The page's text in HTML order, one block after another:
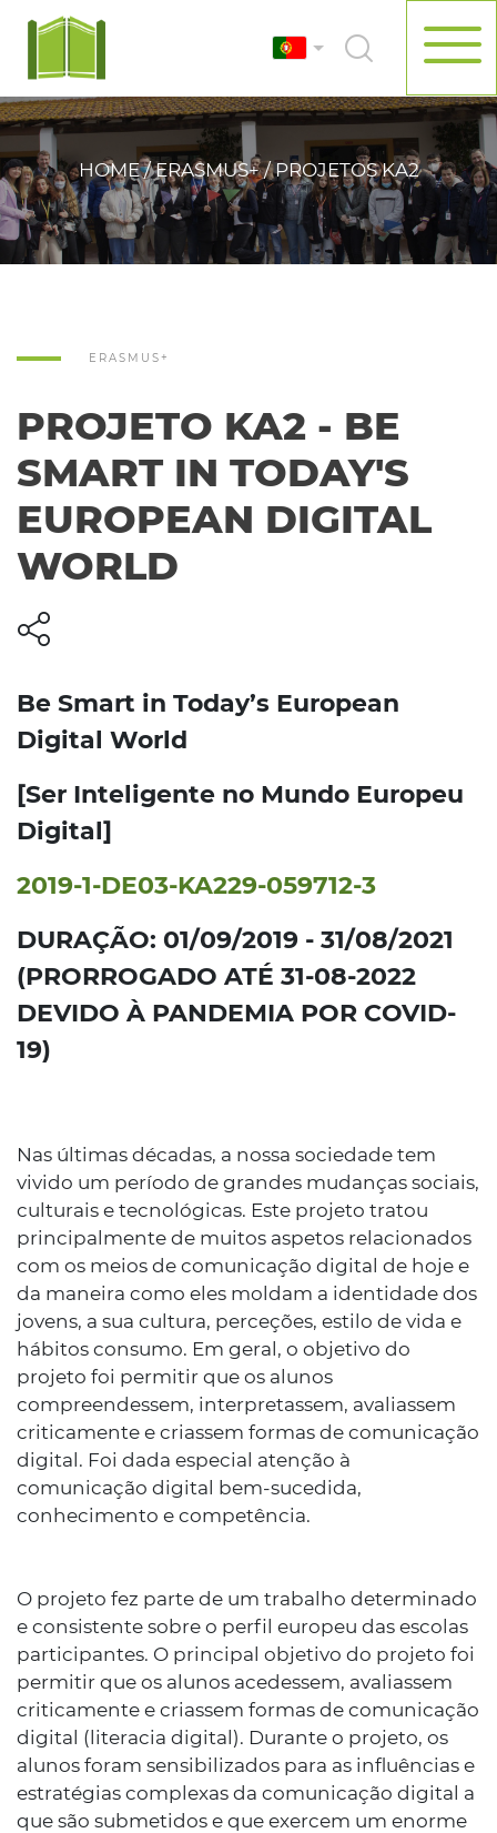
HOME / ERASMUS+ / PROJETOS KA2
ERASMUS+
PROJETO KA2 - BE
SMART IN TODAY'S
EUROPEAN DIGITAL
WORLD
Be Smart in Today’s European
Digital World
[Ser Inteligente no Mundo Europeu
Digital]
2019-1-DE03-KA229-059712-3
DURAÇÃO: 01/09/2019 - 31/08/2021
(PRORROGADO ATÉ 31-08-2022
DEVIDO À PANDEMIA POR COVID-
19)
Nas últimas décadas, a nossa sociedade tem
vivido um período de grandes mudanças sociais,
culturais e tecnológicas. Este projeto tratou
principalmente de muitos aspetos relacionados
com os meios de comunicação digital de hoje e
da maneira como eles moldam a identidade dos
jovens, a sua cultura, perceções, estilo de vida e
hábitos consumo. Em geral, o objetivo do
projeto foi permitir que os alunos
compreendessem, interpretassem, avaliassem
criticamente e criassem formas de comunicação
digital. Foi dada especial atenção à
comunicação digital bem-sucedida,
conhecimento e competência.
O projeto fez parte de um trabalho determinado
e consistente sobre o perfil europeu das escolas
participantes. O principal objetivo do projeto foi
permitir que os alunos acedessem, avaliassem
criticamente e criassem formas de comunicação
digital (literacia digital). Durante o projeto, os
alunos foram sensibilizados para as influências e
estratégias complexas da comunicação digital a
que são submetidos e que exercem um enorme